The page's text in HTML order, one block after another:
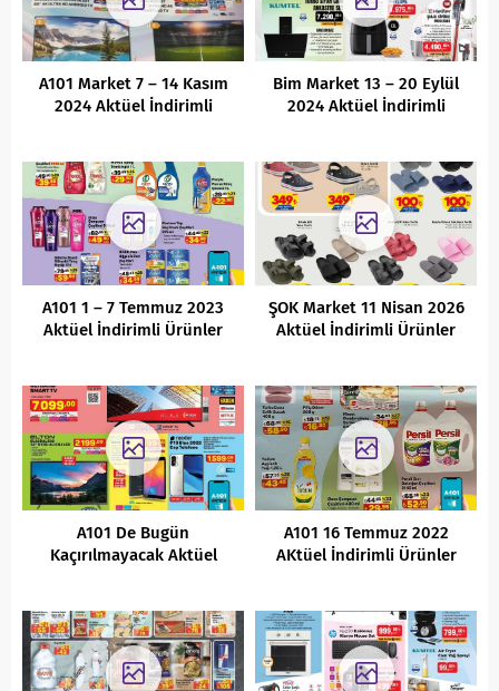
A101 Market 7 – 14 Kasım
2024 Aktüel İndirimli
Bim Market 13 – 20 Eylül
2024 Aktüel İndirimli
A101 1 – 7 Temmuz 2023
Aktüel İndirimli Ürünler
ŞOK Market 11 Nisan 2026
Aktüel İndirimli Ürünler
A101 De Bugün
Kaçırılmayacak Aktüel
A101 16 Temmuz 2022
AKtüel İndirimli Ürünler